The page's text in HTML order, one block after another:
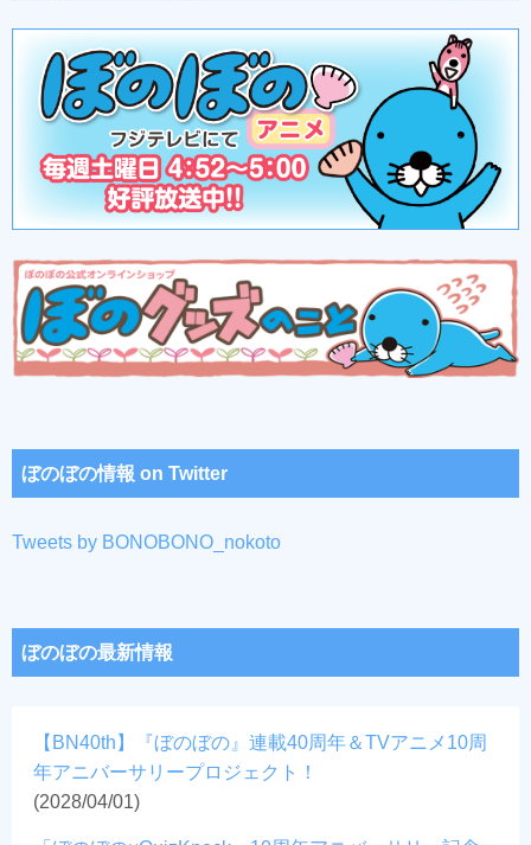
ぼのぼの情報 on Twitter
Tweets by BONOBONO_nokoto
ぼのぼの最新情報
【BN40th】『ぼのぼの』連載40周年＆TVアニメ10周
年アニバーサリープロジェクト！
(2028/04/01)